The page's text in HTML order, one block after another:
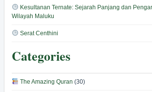
Kesultanan Ternate: Sejarah Panjang dan
Wilayah Maluku
Serat Centhini
Categories
The Amazing Quran (30)